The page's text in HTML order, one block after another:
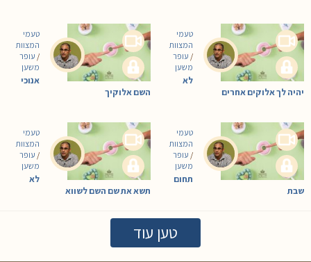
טעמי
המצוות
/ עופר
משען
אנוכי
השם אלוקיך
טעמי
המצוות
/ עופר
משען
לא
יהיה לך אלוקים אחרים
טעמי
המצוות
/ עופר
משען
לא
תשא את שם השם לשווא
טעמי
המצוות
/ עופר
משען
תחום
שבת
טען עוד